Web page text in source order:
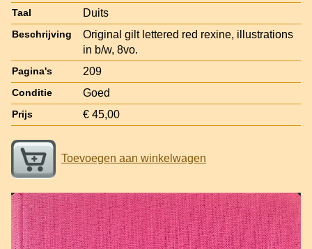
Taal Duits
Beschrijving
Original gilt lettered red rexine, illustrations
in b/w, 8vo.
Pagina's 209
Conditie Goed
Prijs € 45,00
Toevoegen aan winkelwagen